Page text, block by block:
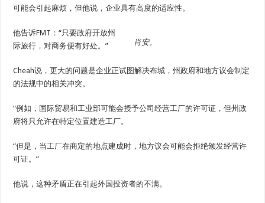
可能会引起麻烦，但他说，企业具有高度的适应性。
肖安。
他告诉FMT：“只要政府开放州
际旅行，对商务便有好处。”
Cheah说，更大的问题是企业正试图解决布城，州政府和地方议会制定
的法规中的相关冲突。
“例如，国际贸易和工业部可能会授予公司经营工厂的许可证，但州政
府将只允许在特定位置建造工厂。
“但是，当工厂在商定的地点建成时，地方议会可能会拒绝颁发经营许
可证。”
他说，这种矛盾正在引起外国投资者的不满。